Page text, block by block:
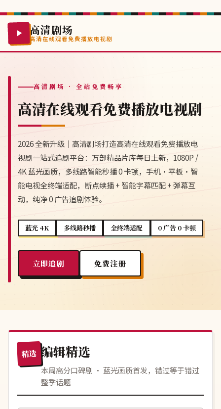
高清剧场
高清在线观看免费播放电视剧
高清剧场 · 全站免费畅享
高清在线观看免费播放电视剧
2026 全新升级｜高清剧场打造高清在线观看免费播放电
视剧一站式追剧平台：万部精品片库每日上新，1080P /
4K 蓝光画质，多线路智能秒播 0 卡顿，手机·平板·智
能电视全终端适配，断点续播 + 智能字幕匹配 + 弹幕互
动，纯净 0 广告追剧体验。
蓝光 4K 多线路秒播 全终端适配 0 广告 0 卡顿
立即追剧 免费注册
精选 编辑精选
本周高分口碑剧 · 蓝光画质首发，错过等于错过
整季话题
院线 110分钟